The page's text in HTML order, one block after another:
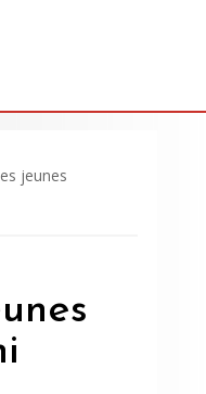
jeunes